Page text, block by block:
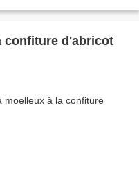
confiture d'abricot